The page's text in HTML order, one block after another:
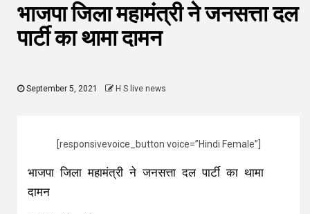
भाजपा जिला महामंत्री ने जनसत्ता दल
पार्टी का थामा दामन
September 5, 2021 H S live news
[responsivevoice_button voice=”Hindi Female”]
भाजपा जिला महामंत्री ने जनसत्ता दल पार्टी का थामा
दामन